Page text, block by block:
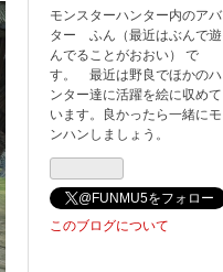
ログ
Pro
モンスターハンター内のアバ
ター ふん（最近はぶんで遊
んでることがおおい） で
す。 最近は野良でほかのハ
ンター達に活躍を絵に収めて
います。良かったら一緒にモ
ンハンしましょう。
@FUNMU5をフォロー
このブログについて